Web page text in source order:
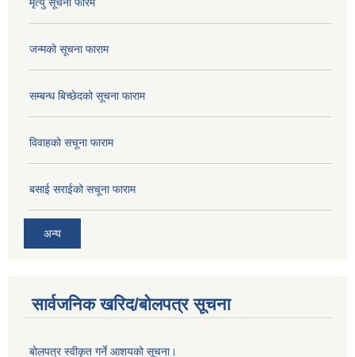
जन्मको सूचना फाराम
सम्बन्ध बिच्छेदको सूचना फाराम
विवाहको सचूना फाराम
बसाई सराईको सचूना फाराम
अन्य
सार्वजनिक खरिद/बोलपत्र सूचना
बोलपत्र स्वीकृत गर्ने आशयको सूचना।